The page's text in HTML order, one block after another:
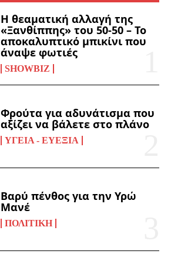
Η θεαματική αλλαγή της
«Ξανθίππης» του 50-50 – Το
αποκαλυπτικό μπικίνι που
άναψε φωτιές
SHOWBIZ
Φρούτα για αδυνάτισμα που
αξίζει να βάλετε στο πλάνο
ΥΓΕΊΑ - ΕΥΕΞΊΑ
Βαρύ πένθος για την Υρώ
Μανέ
ΠΟΛΙΤΙΚΉ